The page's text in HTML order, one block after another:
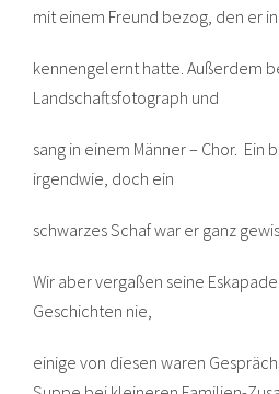
mit einem Freund bezog, den er
kennengelernt hatte. Außerdem
Landschaftsfotograph und
sang in einem Männer – Chor. Ein
irgendwie, doch ein
schwarzes Schaf war er ganz
Wir aber vergaßen seine
Geschichten nie,
einige von diesen waren